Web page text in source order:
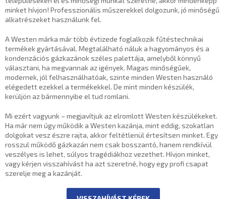
minket hívjon! Professzionális műszerekkel dolgozunk, jó minőségű
alkatrészeket használunk fel.
A Westen márka már több évtizede foglalkozik fűtéstechnikai
termékek gyártásával. Megtalálható náluk a hagyományos és a
kondenzációs gázkazánok széles palettája, amelyből könnyű
választani, ha megvannak az igények. Magas minőségűek,
modernek, jól felhasználhatóak, szinte minden Westen használó
elégedett ezekkel a termékekkel. De mint minden készülék,
kerüljön az bármennyibe el tud romlani.
Mi ezért vagyunk – megjavítjuk az elromlott Westen készülékeket.
Ha már nem úgy működik a Westen kazánja, mint eddig, szokatlan
dolgokat vesz észre rajta, akkor feltétlenül értesítsen minket. Egy
rosszul működő gázkazán nem csak bosszantó, hanem rendkívül
veszélyes is lehet, súlyos tragédiákhoz vezethet. Hívjon minket,
vagy kérjen visszahívást ha azt szeretné, hogy egy profi csapat
szerelje meg a kazánját.